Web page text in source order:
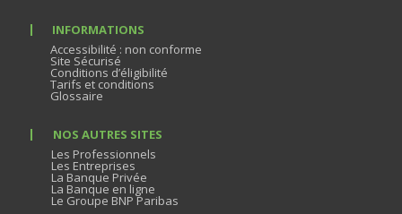
INFORMATIONS
Accessibilité : non conforme
Site Sécurisé
Conditions d’éligibilité
Tarifs et conditions
Glossaire
NOS AUTRES SITES
Les Professionnels
Les Entreprises
La Banque Privée
La Banque en ligne
Le Groupe BNP Paribas